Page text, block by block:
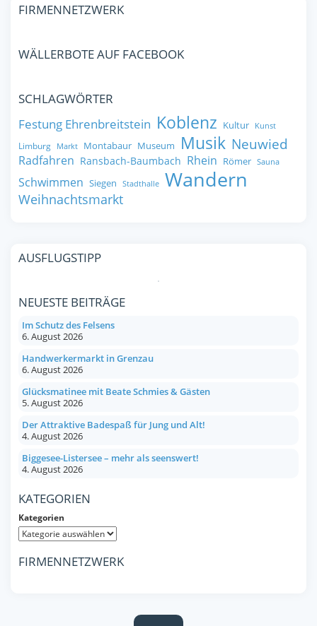
FIRMENNETZWERK
WÄLLERBOTE AUF FACEBOOK
SCHLAGWÖRTER
Festung Ehrenbreitstein Koblenz Kultur Kunst
Limburg Markt Montabaur Museum Musik Neuwied
Radfahren Ransbach-Baumbach Rhein Römer Sauna
Schwimmen Siegen Stadthalle Wandern
Weihnachtsmarkt
AUSFLUGSTIPP
NEUESTE BEITRÄGE
Im Schutz des Felsens
6. August 2026
Handwerkermarkt in Grenzau
6. August 2026
Glücksmatinee mit Beate Schmies & Gästen
5. August 2026
Der Attraktive Badespaß für Jung und Alt!
4. August 2026
Biggesee-Listersee – mehr als seenswert!
4. August 2026
KATEGORIEN
Kategorien
FIRMENNETZWERK